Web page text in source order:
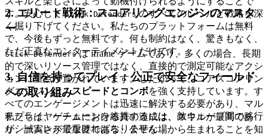
2. エリート戦術：スコアリングエンジンのマスタ
ー
Stick Defendersは iframe ゲームであり、多くの場合、長期
的で深いリソース管理ではなく、直接的で測定可能なアクシ
ョンに重点が置かれています。したがって、コアスコアリン
グエンジンは、スピードとコンボを強く支持しています。す
べてのエンゲージメントは迅速に解決する必要があり、マル
チプライヤーチェーンを維持するには、敵ウェーブ間の移行
がシームレスでなければなりません。
す。安心してStick Defendersのすべてのレベルと戦略を深
く掘り下げてください。私たちのプラットフォームは無料
で、今後もずっと無料です。何も制約はなく、驚きもなく、
ただ正直なエンターテイメントだけです。
3. 自信を持ってプレイ：公正で安全なフィールド
への取り組み
私たちは、ゲームにおける真の達成は、スキルが最高であ
り、誠実さが最重要である、公平な場から生まれることを知